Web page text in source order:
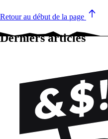
Retour au début de la page
Derniers articles